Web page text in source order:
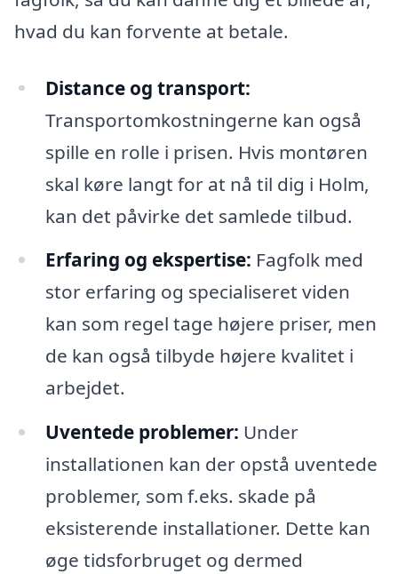
hvad du kan forvente at betale.
Distance og transport:
Transportomkostningerne kan også
spille en rolle i prisen. Hvis montøren
skal køre langt for at nå til dig i Holm,
kan det påvirke det samlede tilbud.
Erfaring og ekspertise: Fagfolk med
stor erfaring og specialiseret viden
kan som regel tage højere priser, men
de kan også tilbyde højere kvalitet i
arbejdet.
Uventede problemer: Under
installationen kan der opstå uventede
problemer, som f.eks. skade på
eksisterende installationer. Dette kan
øge tidsforbruget og dermed